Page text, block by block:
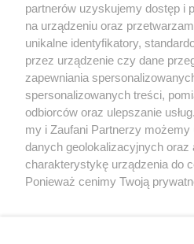
Pokaż
Reklama Tematy Archiwum
partnerów uzyskujemy dostęp i
na urządzeniu oraz
unikalne identyfikatory,
przez urządzenie czy dane
zapewniania
spersonalizowanych treści,
odbiorców oraz ulepszanie
my i Zaufani Partnerzy możemy
danych geolokalizacyjnych oraz
charakterystykę urządzenia do
Ponieważ cenimy Twoją